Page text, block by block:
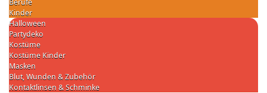
Kinder
Halloween
Partydeko
Kostüme
Kostüme Kinder
Masken
Blut, Wunden & Zubehör
Kontaktlinsen & Schminke